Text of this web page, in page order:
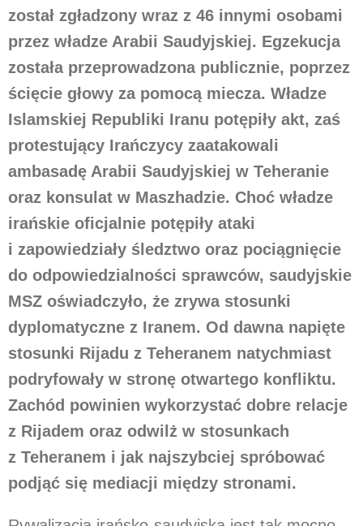
został zgładzony wraz z 46 innymi osobami
przez władze Arabii Saudyjskiej. Egzekucja
została przeprowadzona publicznie, poprzez
ścięcie głowy za pomocą miecza. Władze
Islamskiej Republiki Iranu potępiły akt, zaś
protestujący Irańczycy zaatakowali
ambasadę Arabii Saudyjskiej w Teheranie
oraz konsulat w Maszhadzie. Choć władze
irańskie oficjalnie potępiły ataki
i zapowiedziały śledztwo oraz pociągnięcie
do odpowiedzialności sprawców, saudyjskie
MSZ oświadczyło, że zrywa stosunki
dyplomatyczne z Iranem. Od dawna napięte
stosunki Rijadu z Teheranem natychmiast
podryfowały w stronę otwartego konfliktu.
Zachód powinien wykorzystać dobre relacje
z Rijadem oraz odwilż w stosunkach
z Teheranem i jak najszybciej spróbować
podjąć się mediacji między stronami.